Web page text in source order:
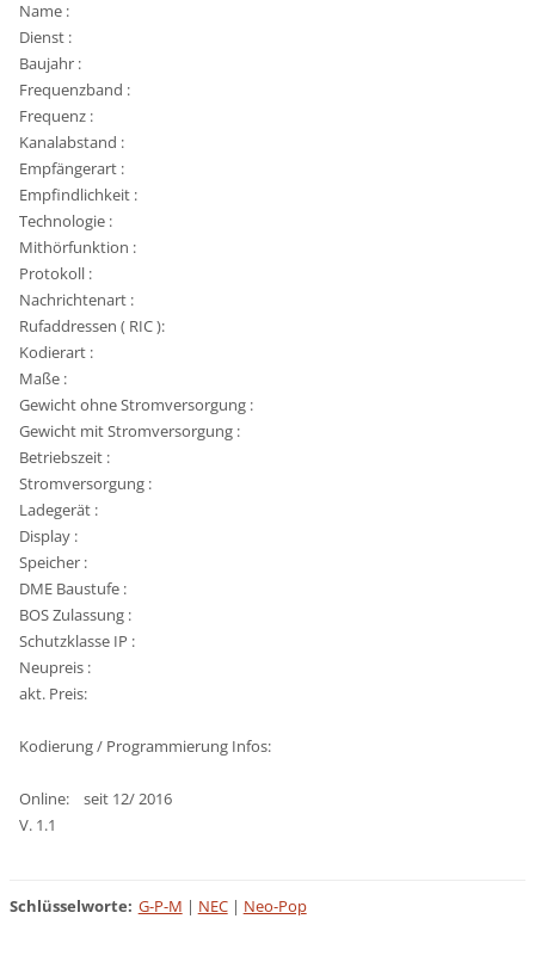
Name :
Dienst :
Baujahr :
Frequenzband :
Frequenz :
Kanalabstand :
Empfängerart :
Empfindlichkeit :
Technologie :
Mithörfunktion :
Protokoll :
Nachrichtenart :
Rufaddressen ( RIC ):
Kodierart :
Maße :
Gewicht ohne Stromversorgung :
Gewicht mit Stromversorgung :
Betriebszeit :
Stromversorgung :
Ladegerät :
Display :
Speicher :
DME Baustufe :
BOS Zulassung :
Schutzklasse IP :
Neupreis :
akt. Preis:
Kodierung / Programmierung Infos:
Online: seit 12/ 2016
V. 1.1
Schlüsselworte: G-P-M | NEC | Neo-Pop